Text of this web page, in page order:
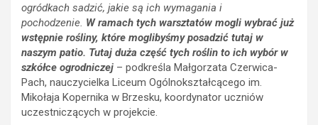
ogródkach sadzić, jakie są ich wymagania i
pochodzenie. W ramach tych warsztatów mogli wybrać już
wstępnie rośliny, które moglibyśmy posadzić tutaj w
naszym patio. Tutaj duża część tych roślin to ich wybór w
szkółce ogrodniczej – podkreśla Małgorzata Czerwica-
Pach, nauczycielka Liceum Ogólnokształcącego im.
Mikołaja Kopernika w Brzesku, koordynator uczniów
uczestniczących w projekcie.